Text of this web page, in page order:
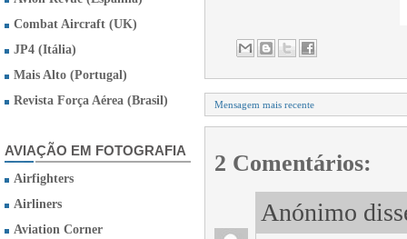
Combat Aircraft (UK)
JP4 (Itália)
Mais Alto (Portugal)
Revista Força Aérea (Brasil)
AVIAÇÃO EM FOTOGRAFIA
Airfighters
Airliners
Aviation Corner
Mensagem mais recente
2 Comentários:
Anónimo